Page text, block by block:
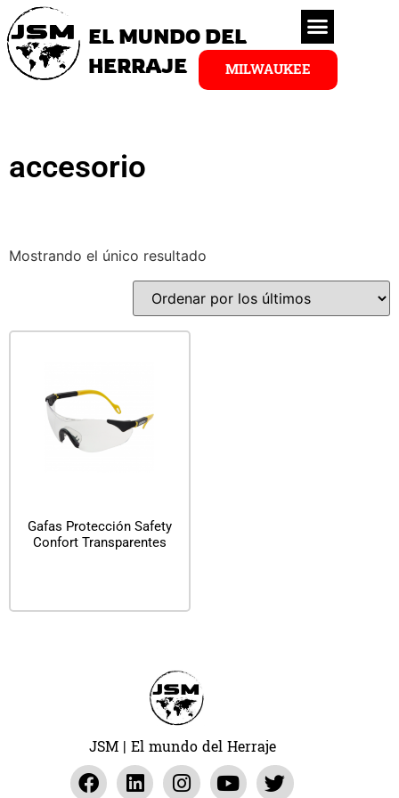
EL MUNDO DEL
HERRAJE
MILWAUKEE
accesorio
Mostrando el único resultado
Gafas Protección Safety
Confort Transparentes
JSM | El mundo del Herraje